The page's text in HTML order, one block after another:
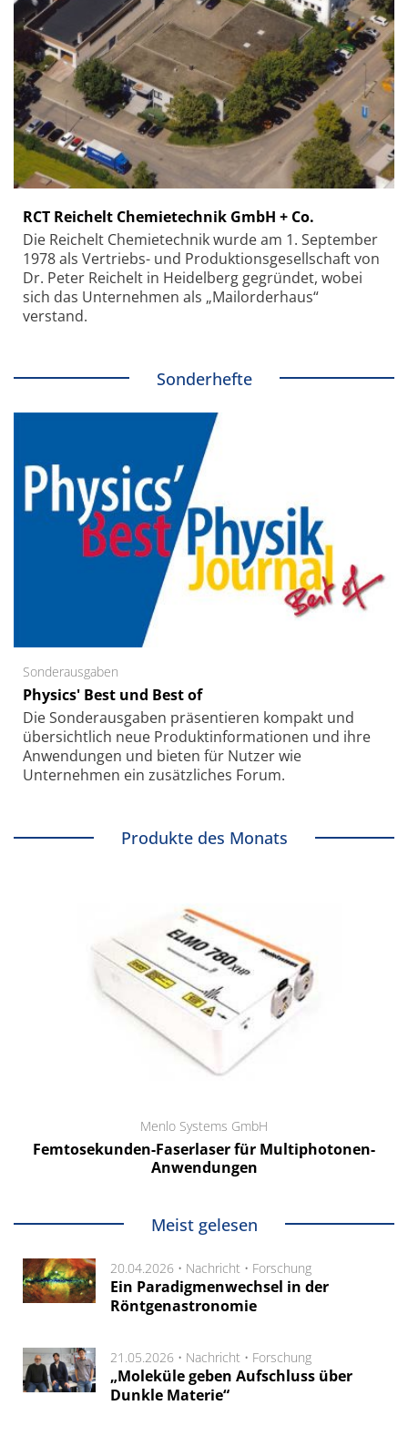
RCT Reichelt Chemietechnik GmbH + Co.
Die Reichelt Chemietechnik wurde am 1. September
1978 als Vertriebs- und Produktionsgesellschaft von
Dr. Peter Reichelt in Heidelberg gegründet, wobei
sich das Unternehmen als „Mailorderhaus“
verstand.
Sonderhefte
Sonderausgaben
Physics' Best und Best of
Die Sonder­ausgaben präsentieren kompakt und
übersichtlich neue Produkt­informationen und ihre
Anwendungen und bieten für Nutzer wie
Unternehmen ein zusätzliches Forum.
Produkte des Monats
Menlo Systems GmbH
Femtosekunden-Faserlaser für Multiphotonen-
Anwendungen
Meist gelesen
20.04.2026 • Nachricht • Forschung
Ein Paradigmenwechsel in der
Röntgenastronomie
21.05.2026 • Nachricht • Forschung
„Moleküle geben Aufschluss über
Dunkle Materie“